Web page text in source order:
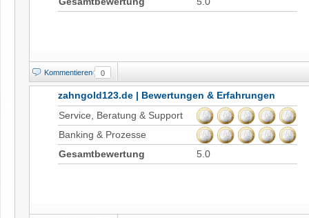
Kommentieren 0
zahngold123.de | Bewertungen & Erfahrungen
Service, Beratung & Support
Banking & Prozesse
Gesamtbewertung
5.0